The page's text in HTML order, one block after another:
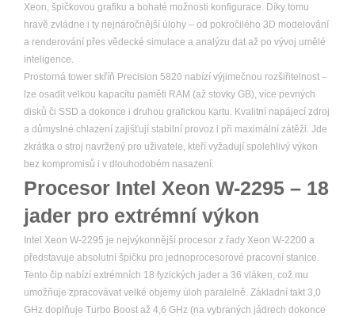
Xeon, špičkovou grafiku a bohaté možnosti konfigurace. Díky tomu
hravě zvládne i ty nejnáročnější úlohy – od pokročilého 3D modelování
a renderování přes vědecké simulace a analýzu dat až po vývoj umělé
inteligence.
Prostorná tower skříň Precision 5820 nabízí výjimečnou rozšiřitelnost –
lze osadit velkou kapacitu paměti RAM (až stovky GB), více pevných
disků či SSD a dokonce i druhou grafickou kartu. Kvalitní napájecí zdroj
a důmyslné chlazení zajišťují stabilní provoz i při maximální zátěži. Jde
zkrátka o stroj navržený pro uživatele, kteří vyžadují spolehlivý výkon
bez kompromisů i v dlouhodobém nasazení.
Procesor Intel Xeon W-2295 – 18
jader pro extrémní výkon
Intel Xeon W-2295 je nejvýkonnější procesor z řady Xeon W-2200 a
představuje absolutní špičku pro jednoprocesorové pracovní stanice.
Tento čip nabízí extrémních 18 fyzických jader a 36 vláken, což mu
umožňuje zpracovávat velké objemy úloh paralelně. Základní takt 3,0
GHz doplňuje Turbo Boost až 4,6 GHz (na vybraných jádrech dokonce